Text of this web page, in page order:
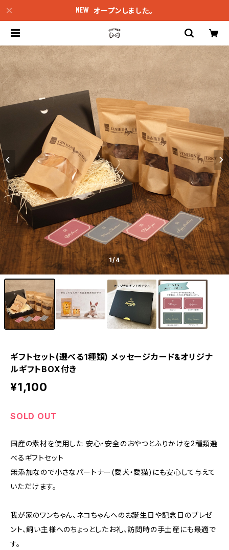
オープンしました。
1/4
ギフトセット(選べる1種類) メッセージカード&オリジナ
ルギフトBOX付き
¥1,100
SOLD OUT
国産の素材を使用した 安心・安全のおやつとふりかけを2種類選
べるギフトセット
無添加なので小さなパートナー(愛犬・愛猫)にも安心して与えて
いただけます。
我が家のワンちゃん、ネコちゃんへのお誕生日や記念日のプレゼ
ント、飼い主様へのちょっとしたお礼、訪問時の手土産にも最適で
す。